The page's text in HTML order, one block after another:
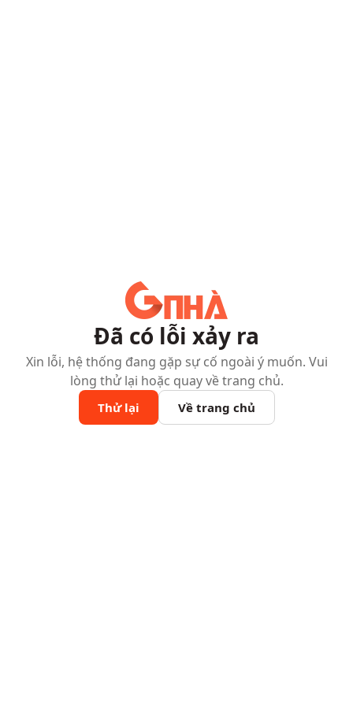
Đã có lỗi xảy ra
Xin lỗi, hệ thống đang gặp sự cố ngoài ý muốn. Vui
lòng thử lại hoặc quay về trang chủ.
Thử lại Về trang chủ